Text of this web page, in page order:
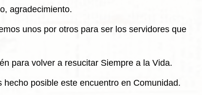
agradecimiento.
unos por otros para ser los servidores que
para volver a resucitar Siempre a la Vida.
posible este encuentro en Comunidad.